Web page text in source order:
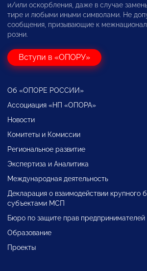
и/или оскорбления, даже в случае
тире и любыми иными символами. Не
сообщения, призывающие к
розни.
Вступи в «ОПОРУ»
Об «ОПОРЕ РОССИИ»
Ассоциация «НП «ОПОРА»
Новости
Комитеты и Комиссии
Региональное развитие
Экспертиза и Аналитика
Международная деятельность
Декларация о взаимодействии крупного
субъектами МСП
Бюро по защите прав предпринимателей
Образование
Проекты